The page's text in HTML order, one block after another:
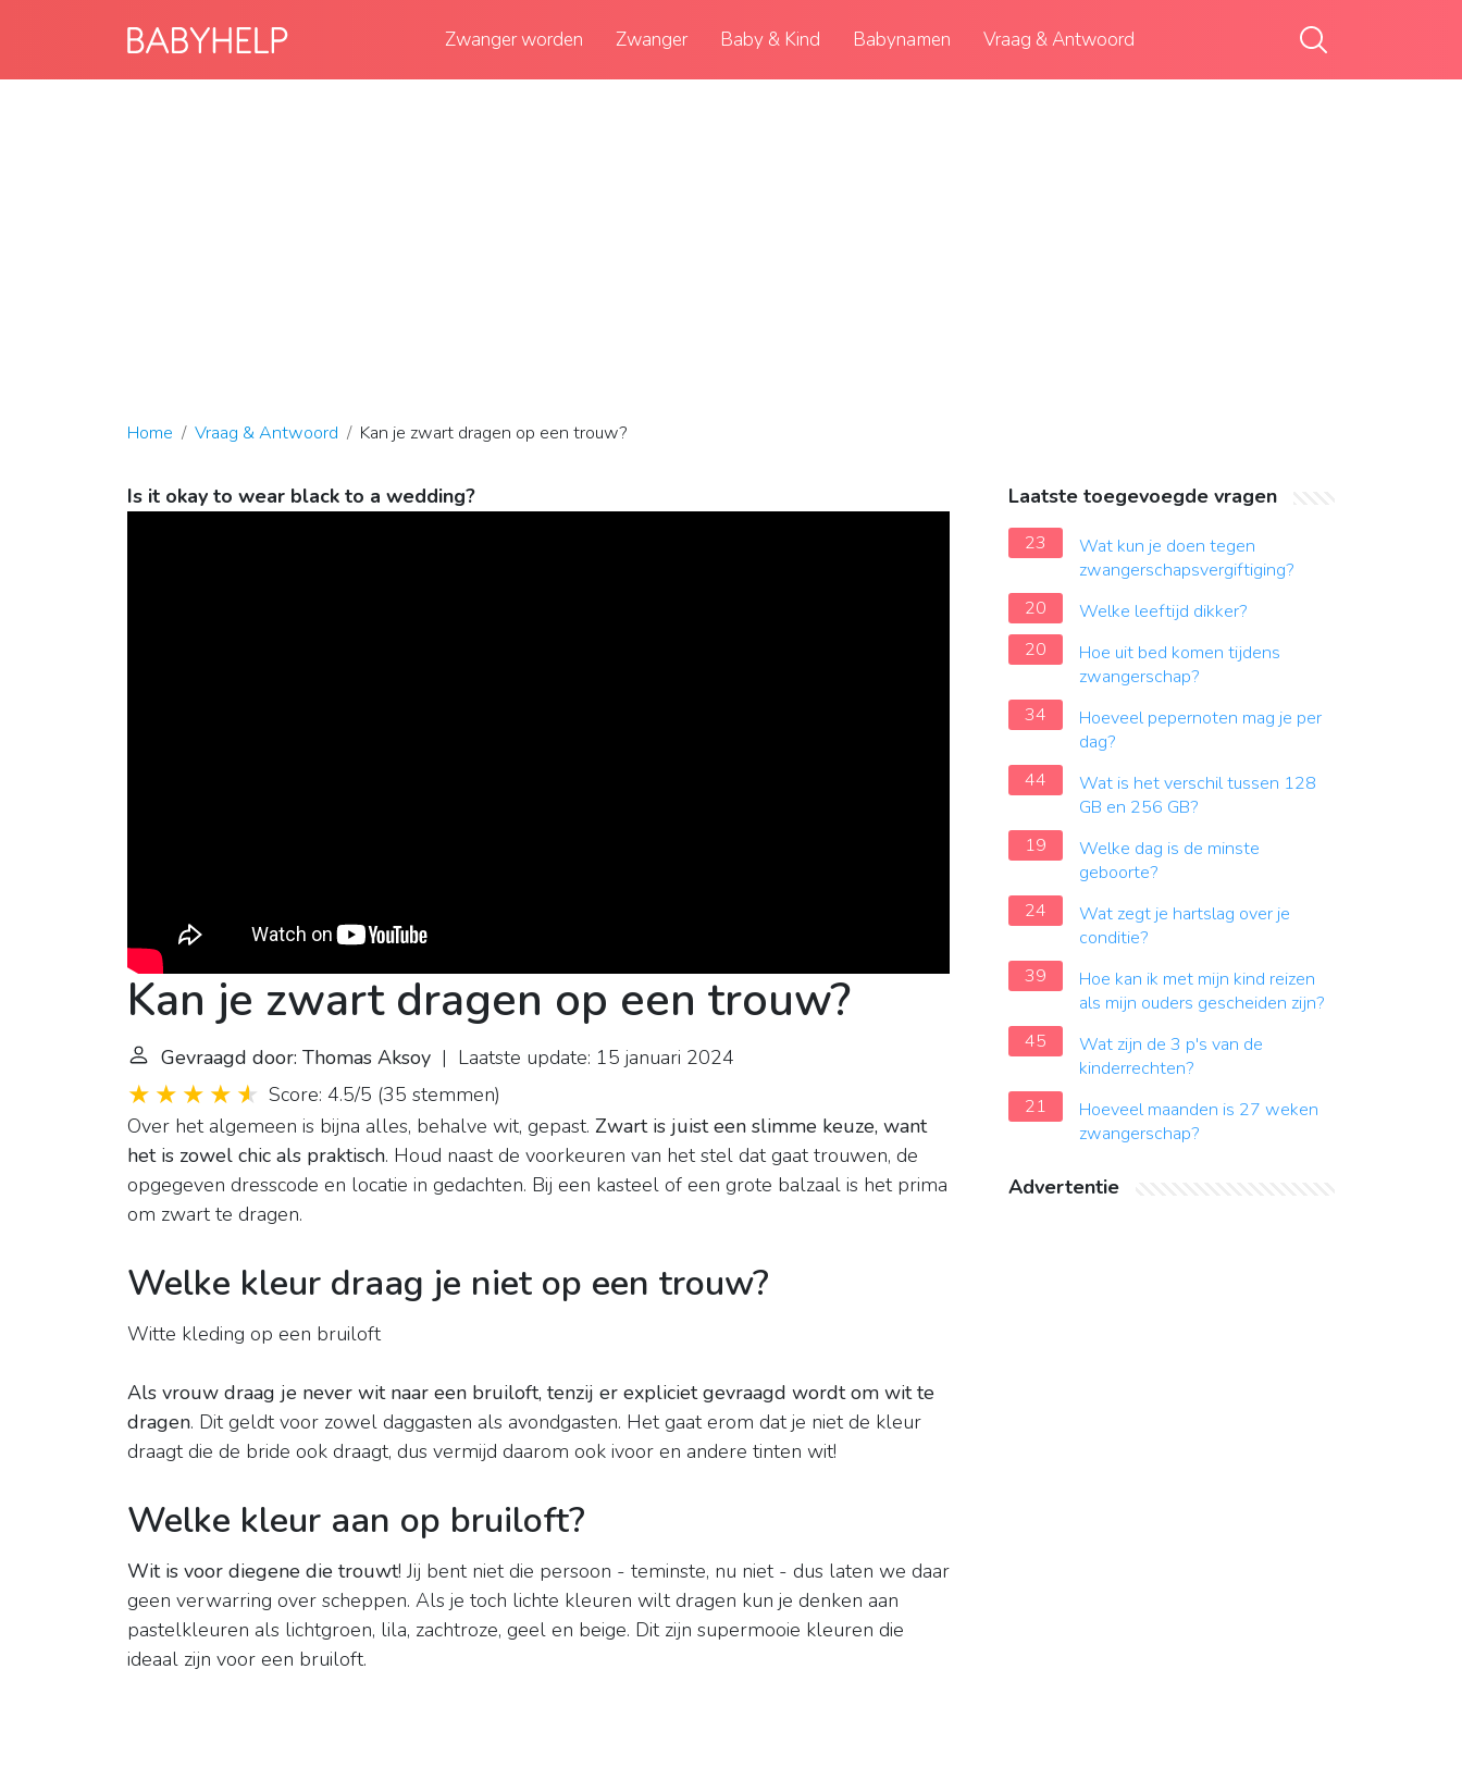
Zwanger worden Zwanger Baby & Kind Babynamen Vraag & Antwoord
Home Vraag & Antwoord Kan je zwart dragen op een trouw?
Is it okay to wear black to a wedding?
Kan je zwart dragen op een trouw?
Gevraagd door: Thomas Aksoy | Laatste update: 15 januari 2024
Score: 4.5/5 (35 stemmen)
Over het algemeen is bijna alles, behalve wit, gepast. Zwart is juist een slimme keuze, want
het is zowel chic als praktisch. Houd naast de voorkeuren van het stel dat gaat trouwen, de
opgegeven dresscode en locatie in gedachten. Bij een kasteel of een grote balzaal is het prima
om zwart te dragen.
Welke kleur draag je niet op een trouw?
Witte kleding op een bruiloft
Als vrouw draag je never wit naar een bruiloft, tenzij er expliciet gevraagd wordt om wit te
dragen. Dit geldt voor zowel daggasten als avondgasten. Het gaat erom dat je niet de kleur
draagt die de bride ook draagt, dus vermijd daarom ook ivoor en andere tinten wit!
Welke kleur aan op bruiloft?
Wit is voor diegene die trouwt! Jij bent niet die persoon - teminste, nu niet - dus laten we daar
geen verwarring over scheppen. Als je toch lichte kleuren wilt dragen kun je denken aan
pastelkleuren als lichtgroen, lila, zachtroze, geel en beige. Dit zijn supermooie kleuren die
ideaal zijn voor een bruiloft.
Laatste toegevoegde vragen
23
Wat kun je doen tegen
zwangerschapsvergiftiging?
20
Welke leeftijd dikker?
20
Hoe uit bed komen tijdens
zwangerschap?
34
Hoeveel pepernoten mag je per
dag?
44
Wat is het verschil tussen 128
GB en 256 GB?
19
Welke dag is de minste
geboorte?
24
Wat zegt je hartslag over je
conditie?
39
Hoe kan ik met mijn kind reizen
als mijn ouders gescheiden zijn?
45
Wat zijn de 3 p's van de
kinderrechten?
21
Hoeveel maanden is 27 weken
zwangerschap?
Advertentie